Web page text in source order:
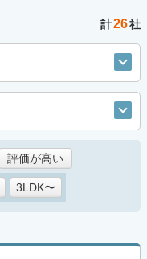
計26社
評価が高い
3LDK〜